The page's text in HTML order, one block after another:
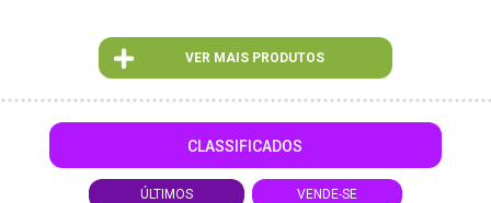
VER MAIS PRODUTOS
CLASSIFICADOS
ÚLTIMOS VENDE-SE